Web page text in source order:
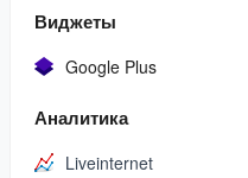
Виджеты
Google Plus
Аналитика
Liveinternet